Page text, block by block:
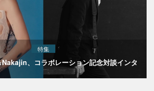
特集
Nakajin、コラボレーション記念対談インタ